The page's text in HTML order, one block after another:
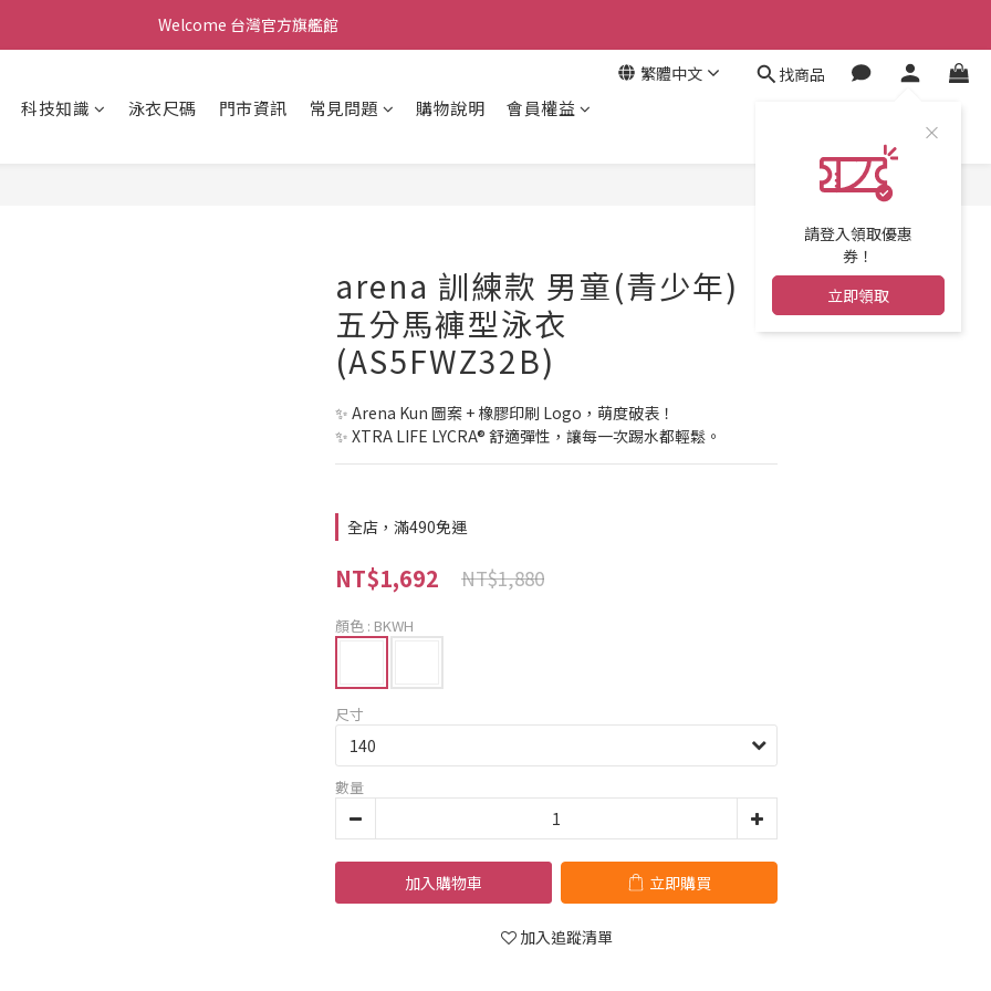
Welcome 台灣官方旗艦館
Welcome 台灣官方旗艦館
繁體中文 找商品
請登入領取優惠
券！
立即領取
科技知識 泳衣尺碼 門市資訊 常見問題 購物說明 會員權益
arena 訓練款 男童(青少年)
五分馬褲型泳衣
(AS5FWZ32B)
✨ Arena Kun 圖案 + 橡膠印刷 Logo，萌度破表！
✨ XTRA LIFE LYCRA® 舒適彈性，讓每一次踢水都輕鬆。
全店，滿490免運
NT$1,692 NT$1,880
顏色 : BKWH
尺寸
數量
加入購物車 立即購買
加入追蹤清單